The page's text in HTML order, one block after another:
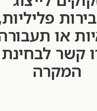
או
קשר לבחינת
המקרה